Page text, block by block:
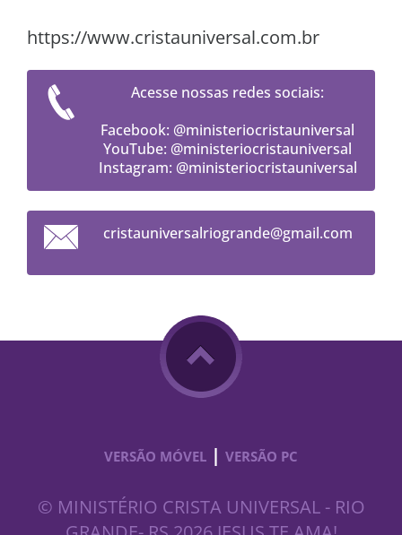
https://www.cristauniversal.com.br
Acesse nossas redes sociais:
Facebook: @ministeriocristauniversal
YouTube: @ministeriocristauniversal
Instagram: @ministeriocristauniversal
cristauniversalriogrande@gmail.com
VERSÃO MÓVEL | VERSÃO PC
© MINISTÉRIO CRISTA UNIVERSAL - RIO